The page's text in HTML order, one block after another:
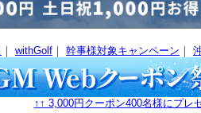
｜ withGolf ｜ 幹事様対象キャンペーン ｜
↑↑ 3,000円クーポン400名様にプレ